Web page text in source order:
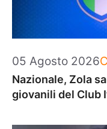
05 Agosto 2026
Nazionale, Zola
giovanili del Club